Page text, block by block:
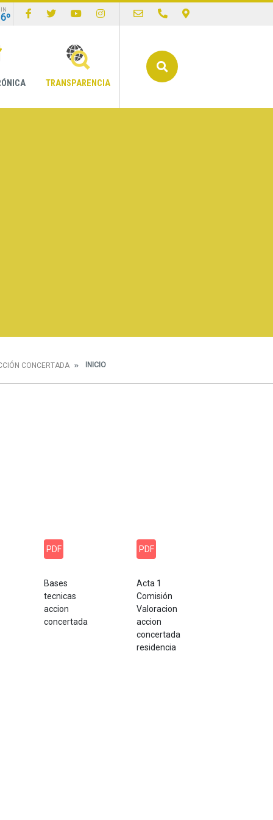
TRANSPARENCIA
CONCERTADA INICIO
PDF
Bases
tecnicas
accion
concertada
PDF
Acta 1
Comisión
Valoracion
accion
concertada
residencia